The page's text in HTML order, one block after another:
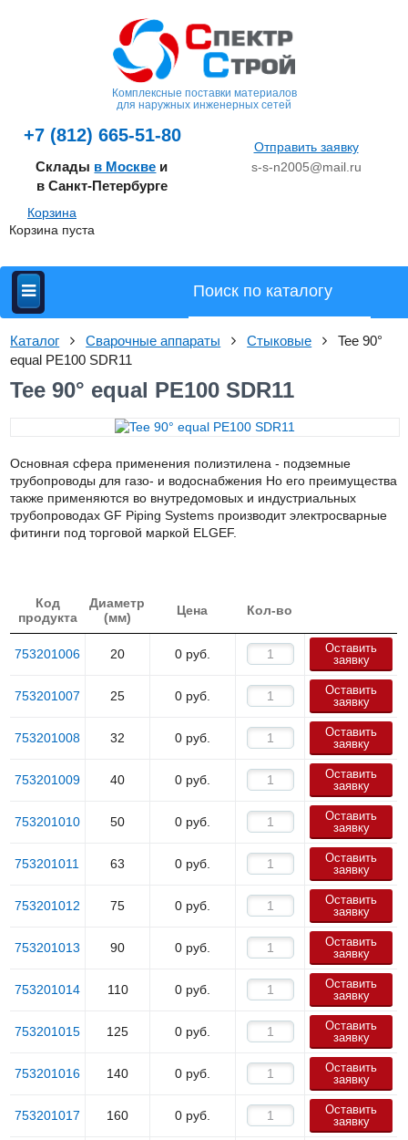
Комплексные поставки материалов
для наружных инженерных сетей
+7 (812) 665-51-80
Склады в Москве и
в Санкт-Петербурге
Отправить заявку
s-s-n2005@mail.ru
Корзина
Корзина пуста
Каталог Сварочные аппараты Стыковые
Tee 90°
equal PE100 SDR11
Tee 90° equal PE100 SDR11
Основная сфера применения полиэтилена - подземные
трубопроводы для газо- и водоснабжения Но его преимущества
также применяются во внутредомовых и индустриальных
трубопроводах GF Piping Systems производит электросварные
фитинги под торговой маркой ELGEF.
Код
продукта
Диаметр
(мм)
Цена Кол-во
753201006 20 0 руб.
Оставить
заявку
753201007 25 0 руб.
Оставить
заявку
753201008 32 0 руб.
Оставить
заявку
753201009 40 0 руб.
Оставить
заявку
753201010 50 0 руб.
Оставить
заявку
753201011 63 0 руб.
Оставить
заявку
753201012 75 0 руб.
Оставить
заявку
753201013 90 0 руб.
Оставить
заявку
753201014 110 0 руб.
Оставить
заявку
753201015 125 0 руб.
Оставить
заявку
753201016 140 0 руб.
Оставить
заявку
753201017 160 0 руб.
Оставить
заявку